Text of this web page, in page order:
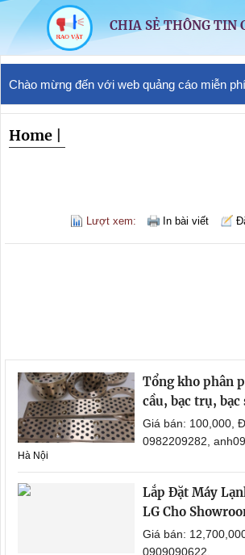
CHIA SẺ THÔNG TIN
Chào mừng đến với web quảng cáo miễn
Home
Lượt xem: In bài viết
Tổng kho phân
cầu, bạc trụ,
Giá bán: 100,000,
0982209282,
Hà Nội
Lắp Đặt Máy
LG Cho
Giá bán:
0909090622,